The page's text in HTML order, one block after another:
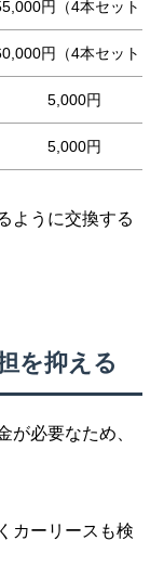
円（4本セット）
円（4本セット）
5,000円
5,000円
ように交換する
を抑える
が必要なため、
カーリースも検